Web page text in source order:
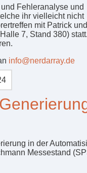
Fehleranalyse und
ihr vielleicht nicht
mit Patrick
7, Stand 380)
info@nerdarray.de
in der
Messestand